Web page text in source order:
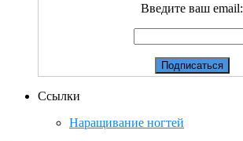
Введите ваш email:
Ссылки
Наращивание ногтей